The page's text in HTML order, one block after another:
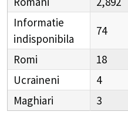
Informatie
indisponibila
74
Romi 18
Ucraineni
4
Maghiari
3